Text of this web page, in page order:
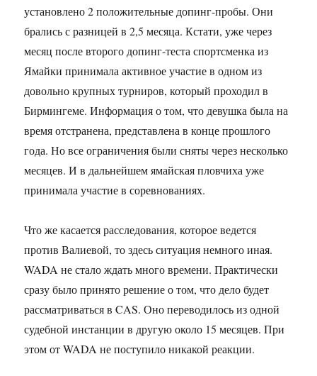
установлено 2 положительные допинг-пробы. Они
брались с разницей в 2,5 месяца. Кстати, уже через
месяц после второго допинг-теста спортсменка из
Ямайки принимала активное участие в одном из
довольно крупных турниров, который проходил в
Бирмингеме. Информация о том, что девушка была на
время отстранена, представлена в конце прошлого
года. Но все ограничения были сняты через несколько
месяцев. И в дальнейшем ямайская пловчиха уже
принимала участие в соревнованиях.
Что же касается расследования, которое ведется
против Валиевой, то здесь ситуация немного иная.
WADA не стало ждать много времени. Практически
сразу было принято решение о том, что дело будет
рассматриваться в CAS. Оно переводилось из одной
судебной инстанции в другую около 15 месяцев. При
этом от WADA не поступило никакой реакции.